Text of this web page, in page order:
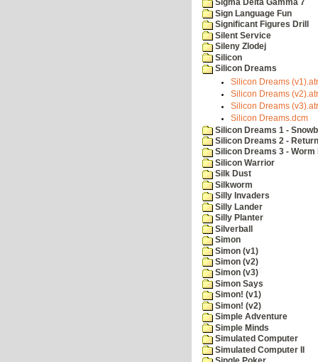
Sigma Delta Gamma 7
Sign Language Fun
Significant Figures Drill
Silent Service
Sileny Zlodej
Silicon
Silicon Dreams
Silicon Dreams (v1).atr
Silicon Dreams (v2).atr
Silicon Dreams (v3).atr
Silicon Dreams.dcm
Silicon Dreams 1 -
Silicon Dreams 2 -
Silicon Dreams 3 - Worm
Silicon Warrior
Silk Dust
Silkworm
Silly Invaders
Silly Lander
Silly Planter
Silverball
Simon
Simon (v1)
Simon (v2)
Simon (v3)
Simon Says
Simon! (v1)
Simon! (v2)
Simple Adventure
Simple Minds
Simulated Computer
Simulated Computer II